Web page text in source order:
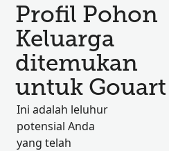
Profil Pohon
Keluarga
ditemukan
untuk Gouart
Ini adalah leluhur
potensial Anda
yang telah